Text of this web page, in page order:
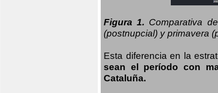
Figura 1. Comparativa
(postnupcial) y primavera
Esta diferencia en la
sean el período con
Cataluña.